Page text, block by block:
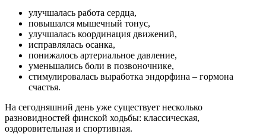
улучшалась работа сердца,
повышался мышечный тонус,
улучшалась координация движений,
исправлялась осанка,
понижалось артериальное давление,
уменьшались боли в позвоночнике,
стимулировалась выработка эндорфина – гормона
счастья.
На сегодняшний день уже существует несколько
разновидностей финской ходьбы: классическая,
оздоровительная и спортивная.